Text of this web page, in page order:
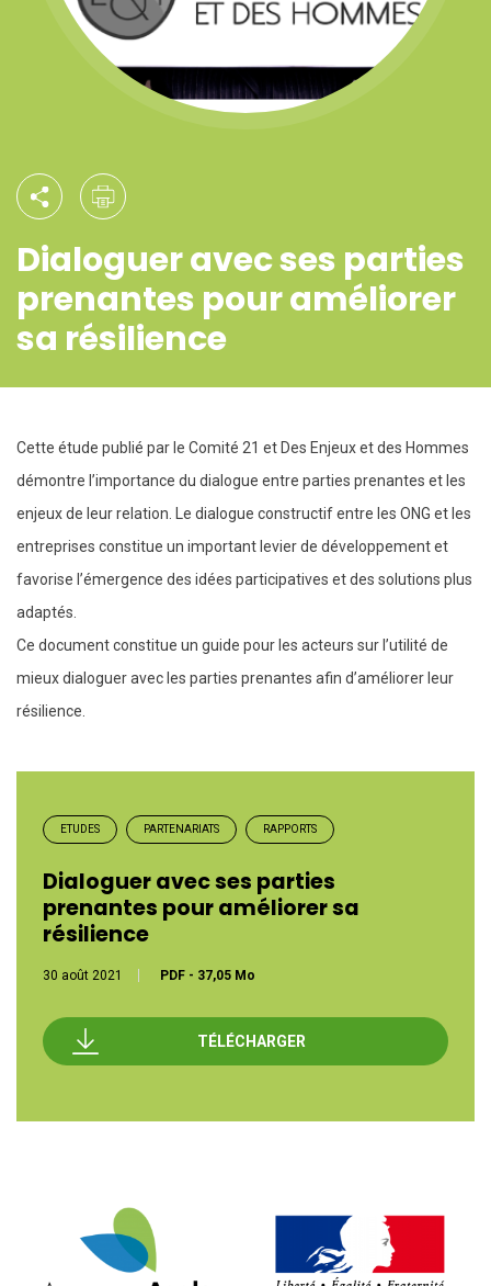
Dialoguer avec ses parties
prenantes pour améliorer
sa résilience
Cette étude publié par le Comité 21 et Des Enjeux et des Hommes
démontre l’importance du dialogue entre parties prenantes et les
enjeux de leur relation. Le dialogue constructif entre les ONG et les
entreprises constitue un important levier de développement et
favorise l’émergence des idées participatives et des solutions plus
adaptés.
Ce document constitue un guide pour les acteurs sur l’utilité de
mieux dialoguer avec les parties prenantes afin d’améliorer leur
résilience.
ETUDES PARTENARIATS RAPPORTS
Dialoguer avec ses parties
prenantes pour améliorer sa
résilience
30 août 2021 PDF - 37,05 Mo
TÉLÉCHARGER